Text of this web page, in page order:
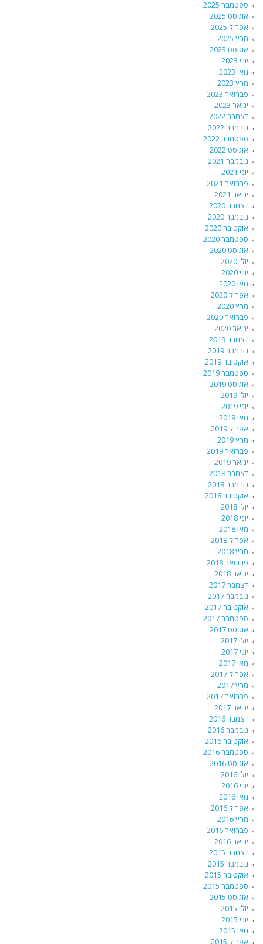
ספטמבר 2025
אוגוסט 2025
אפריל 2025
מרץ 2025
אוגוסט 2023
יוני 2023
מאי 2023
מרץ 2023
פברואר 2023
ינואר 2023
דצמבר 2022
נובמבר 2022
ספטמבר 2022
אוגוסט 2022
נובמבר 2021
יוני 2021
פברואר 2021
ינואר 2021
דצמבר 2020
נובמבר 2020
אוקטובר 2020
ספטמבר 2020
אוגוסט 2020
יולי 2020
יוני 2020
מאי 2020
אפריל 2020
מרץ 2020
פברואר 2020
ינואר 2020
דצמבר 2019
נובמבר 2019
אוקטובר 2019
ספטמבר 2019
אוגוסט 2019
יולי 2019
יוני 2019
מאי 2019
אפריל 2019
מרץ 2019
פברואר 2019
ינואר 2019
דצמבר 2018
נובמבר 2018
אוקטובר 2018
יולי 2018
יוני 2018
מאי 2018
אפריל 2018
מרץ 2018
פברואר 2018
ינואר 2018
דצמבר 2017
נובמבר 2017
אוקטובר 2017
ספטמבר 2017
אוגוסט 2017
יולי 2017
יוני 2017
מאי 2017
אפריל 2017
מרץ 2017
פברואר 2017
ינואר 2017
דצמבר 2016
נובמבר 2016
אוקטובר 2016
ספטמבר 2016
אוגוסט 2016
יולי 2016
יוני 2016
מאי 2016
אפריל 2016
מרץ 2016
פברואר 2016
ינואר 2016
דצמבר 2015
נובמבר 2015
אוקטובר 2015
ספטמבר 2015
אוגוסט 2015
יולי 2015
יוני 2015
מאי 2015
אפריל 2015